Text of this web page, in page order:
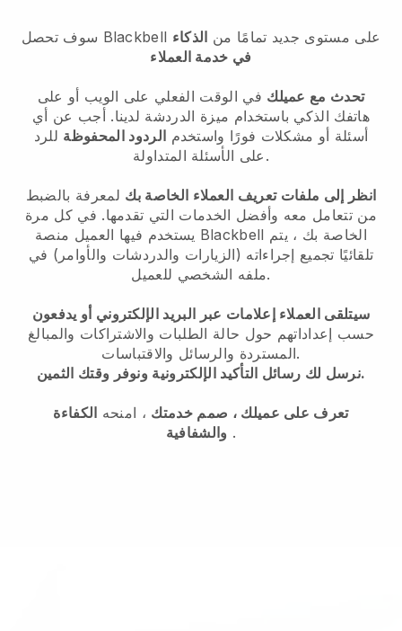
سوف تحصل Blackbell على مستوى جديد تمامًا من الذكاء
في خدمة العملاء
تحدث مع عميلك في الوقت الفعلي على الويب أو على
هاتفك الذكي باستخدام ميزة الدردشة لدينا. أجب عن أي
أسئلة أو مشكلات فورًا واستخدم الردود المحفوظة للرد
على الأسئلة المتداولة.
انظر إلى ملفات تعريف العملاء الخاصة بك لمعرفة بالضبط
من تتعامل معه وأفضل الخدمات التي تقدمها. في كل مرة
Blackbell
تلقائيًا تجميع إجراءاته (الزيارات والدردشات والأوامر) في
ملفه الشخصي للعميل.
سيتلقى العملاء إعلامات عبر البريد الإلكتروني أو يدفعون
حسب إعداداتهم حول حالة الطلبات والاشتراكات والمبالغ
المستردة والرسائل والاقتباسات.
نرسل لك رسائل التأكيد الإلكترونية ونوفر وقتك الثمين.
تعرف على عميلك ، صمم خدمتك ، امنحه الكفاءة
والشفافية .